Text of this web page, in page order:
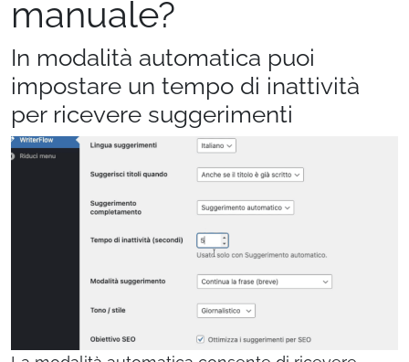
manuale?
In modalità automatica puoi
impostare un tempo di inattività
per ricevere suggerimenti